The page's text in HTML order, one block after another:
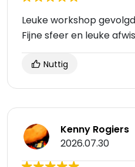
Leuke workshop
Fijne sfeer en leuke
Nuttig
Kenny Rogiers
2026.07.30